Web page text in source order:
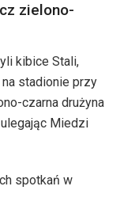
zielono-
kibice Stali,
stadionie przy
czarna drużyna
Miedzi
spotkań w